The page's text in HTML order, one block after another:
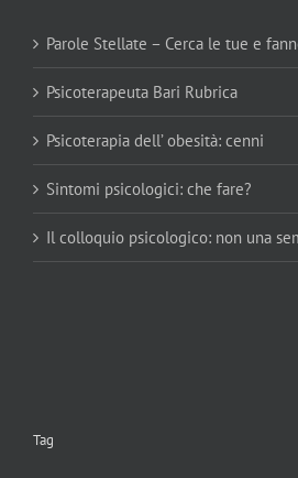
Parole Stellate – Cerca le tue e
Psicoterapeuta Bari Rubrica
Psicoterapia dell’ obesità: cenni
Sintomi psicologici: che fare?
Il colloquio psicologico: non una
Tag